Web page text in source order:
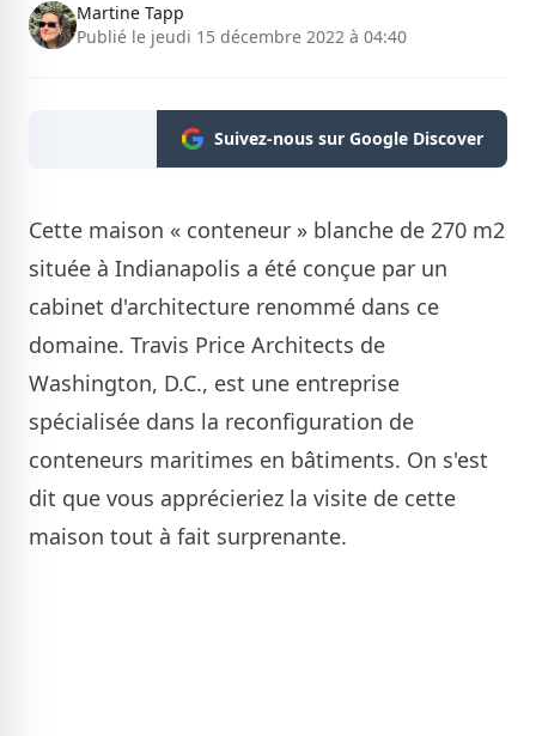
Martine Tapp
Publié le jeudi 15 décembre 2022 à 04:40
Suivez-nous sur Google Discover
Cette maison « conteneur » blanche de 270 m2
située à Indianapolis a été conçue par un
cabinet d'architecture renommé dans ce
domaine. Travis Price Architects de
Washington, D.C., est une entreprise
spécialisée dans la reconfiguration de
conteneurs maritimes en bâtiments. On s'est
dit que vous apprécieriez la visite de cette
maison tout à fait surprenante.